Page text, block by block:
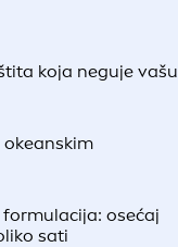
koja neguje vašu
formulacija: osećaj
sati